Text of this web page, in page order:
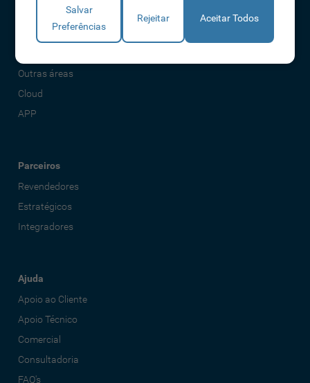
Parques Auto
Rondas e Serviços
Outras áreas
Cloud
APP
Parceiros
Revendedores
Estratégicos
Integradores
Ajuda
Apoio ao Cliente
Apoio Técnico
Comercial
Consultadoria
FAQ's
Salvar
Preferências
Rejeitar Aceitar Todos